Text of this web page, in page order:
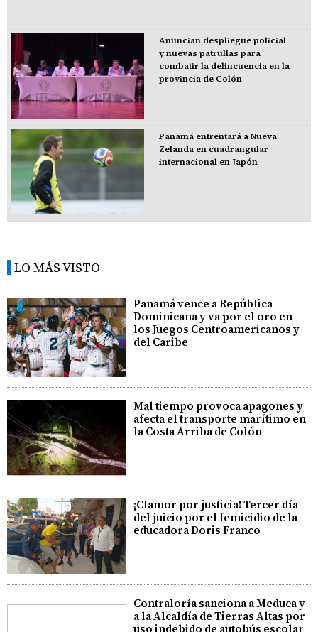
Anuncian despliegue policial
y nuevas patrullas para
combatir la delincuencia en la
provincia de Colón
Panamá enfrentará a Nueva
Zelanda en cuadrangular
internacional en Japón
LO MÁS VISTO
Panamá vence a República
Dominicana y va por el oro en
los Juegos Centroamericanos y
del Caribe
Mal tiempo provoca apagones y
afecta el transporte marítimo en
la Costa Arriba de Colón
¡Clamor por justicia! Tercer día
del juicio por el femicidio de la
educadora Doris Franco
Contraloría sanciona a Meduca y
a la Alcaldía de Tierras Altas por
uso indebido de autobús escolar